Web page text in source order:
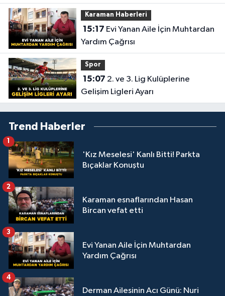
Karaman Haberleri
15:17
Yardım Çağrısı
Spor
15:07
Gelişim Ligleri Ayarı
Trend Haberler
'Kız Meselesi' Kanlı Bitti! Parkta
Bıçaklar Konuştu
1
Karaman esnaflarından Hasan
Bircan vefat etti
2
Evi Yanan Aile İçin Muhtardan
Yardım Çağrısı
3
Derman Ailesinin Acı Günü: Nuri
4